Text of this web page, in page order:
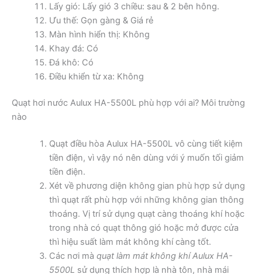
Lấy gió: Lấy gió 3 chiều: sau & 2 bên hông.
Ưu thế: Gọn gàng & Giá rẻ
Màn hình hiển thị: Không
Khay đá: Có
Đá khô: Có
Điều khiển từ xa: Không
Quạt hơi nước Aulux HA-5500L phù hợp với ai? Môi trường
nào
Quạt điều hòa Aulux HA-5500L vô cùng tiết kiệm
tiền điện, vì vậy nó nên dùng với ý muốn tối giảm
tiền điện.
Xét về phương diện không gian phù hợp sử dụng
thì quạt rất phù hợp với những không gian thông
thoáng. Vị trí sử dụng quạt càng thoáng khí hoặc
trong nhà có quạt thông gió hoặc mở được cửa
thì hiệu suất làm mát không khí càng tốt.
Các nơi mà quạt làm mát không khí Aulux HA-
5500L sử dụng thích hợp là nhà tôn, nhà mái